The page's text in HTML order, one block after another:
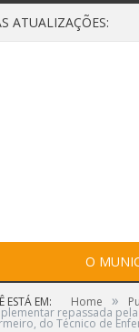
ATUALIZAÇÕES:
O
ESTÁ EM: Home »
repassada
do Técnico de